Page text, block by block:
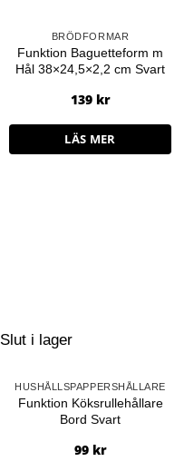
BRÖDFORMAR
Funktion Baguetteform m
Hål 38×24,5×2,2 cm Svart
139 kr
LÄS MER
Slut i lager
HUSHÅLLSPAPPERSHÅLLARE
Funktion Köksrullehållare
Bord Svart
99 kr